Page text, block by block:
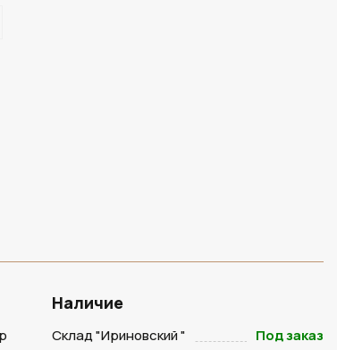
Наличие
Склад "Ириновский "
Под заказ